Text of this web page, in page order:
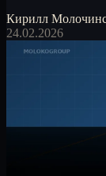
Кирилл
24.02.2026